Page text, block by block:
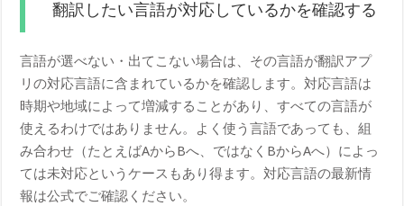
翻訳したい言語が対応しているかを確認する
言語が選べない・出てこない場合は、その言語が翻訳アプ
リの対応言語に含まれているかを確認します。対応言語は
時期や地域によって増減することがあり、すべての言語が
使えるわけではありません。よく使う言語であっても、組
み合わせ（たとえばAからBへ、ではなくBからAへ）によっ
ては未対応というケースもあり得ます。対応言語の最新情
報は公式でご確認ください。